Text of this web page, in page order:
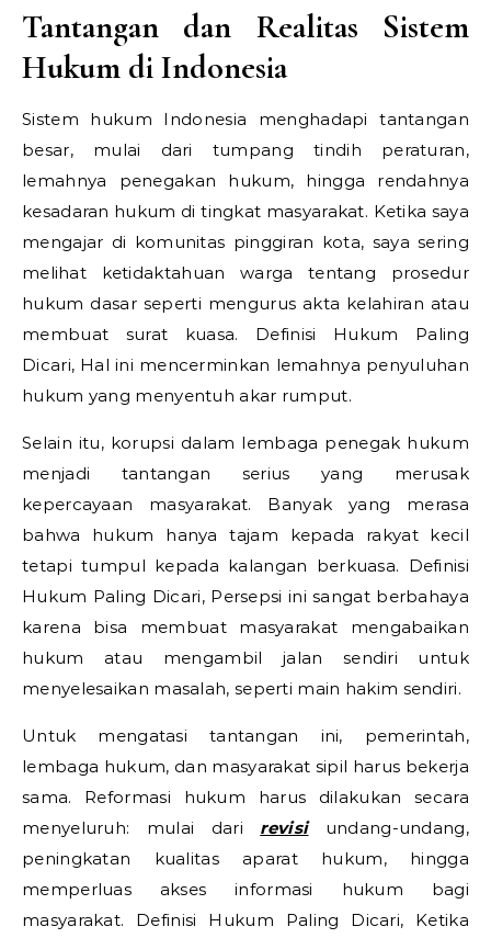
Tantangan dan Realitas Sistem
Hukum di Indonesia
Sistem hukum Indonesia menghadapi tantangan
besar, mulai dari tumpang tindih peraturan,
lemahnya penegakan hukum, hingga rendahnya
kesadaran hukum di tingkat masyarakat. Ketika saya
mengajar di komunitas pinggiran kota, saya sering
melihat ketidaktahuan warga tentang prosedur
hukum dasar seperti mengurus akta kelahiran atau
membuat surat kuasa. Definisi Hukum Paling
Dicari, Hal ini mencerminkan lemahnya penyuluhan
hukum yang menyentuh akar rumput.
Selain itu, korupsi dalam lembaga penegak hukum
menjadi tantangan serius yang merusak
kepercayaan masyarakat. Banyak yang merasa
bahwa hukum hanya tajam kepada rakyat kecil
tetapi tumpul kepada kalangan berkuasa. Definisi
Hukum Paling Dicari, Persepsi ini sangat berbahaya
karena bisa membuat masyarakat mengabaikan
hukum atau mengambil jalan sendiri untuk
menyelesaikan masalah, seperti main hakim sendiri.
Untuk mengatasi tantangan ini, pemerintah,
lembaga hukum, dan masyarakat sipil harus bekerja
sama. Reformasi hukum harus dilakukan secara
menyeluruh: mulai dari revisiundang-undang,
peningkatan kualitas aparat hukum, hingga
memperluas akses informasi hukum bagi
masyarakat. Definisi Hukum Paling Dicari, Ketika